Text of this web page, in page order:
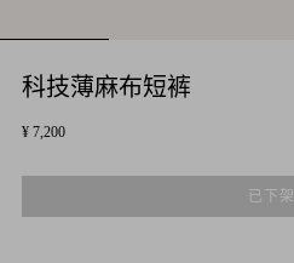
科技薄麻布短裤
¥ 7,200
已下架